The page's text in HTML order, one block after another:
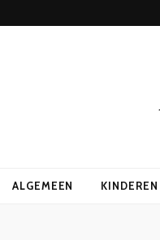
ALGEMEEN KINDEREN